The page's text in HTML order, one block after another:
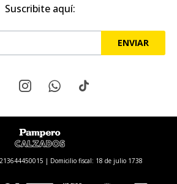
Suscribite aquí:
ENVIAR
  
213644450015 | Domicilio fiscal: 18 de julio 1738